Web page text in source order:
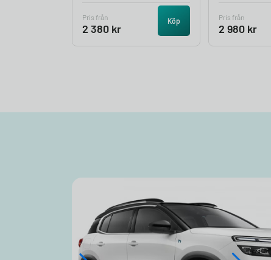
Pris från
2 380 kr
Köp Pris från
2 980 kr